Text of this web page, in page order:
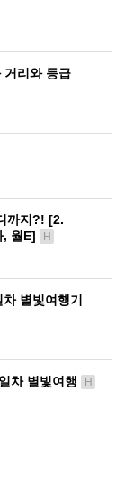
거리와 등급
까지?! [2.
, 월E]
H
별빛여행기
차 별빛여행 H